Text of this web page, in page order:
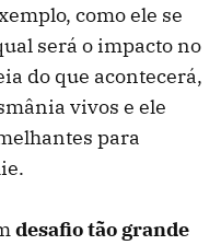
como ele se
será o impacto no
do que acontecerá,
vivos e ele
para
desafio tão grande